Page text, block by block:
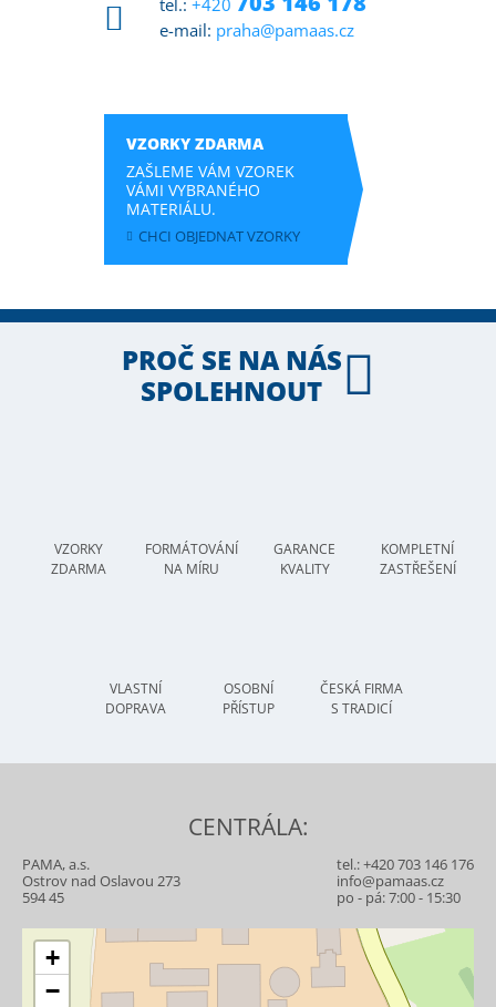
tel.: +420
e-mail: praha@pamaas.cz
VZORKY ZDARMA
ZAŠLEME VÁM VZOREK
VÁMI VYBRANÉHO
MATERIÁLU.
CHCI OBJEDNAT VZORKY
PROČ SE NA NÁS
SPOLEHNOUT
VZORKY
ZDARMA
FORMÁTOVÁNÍ
NA MÍRU
GARANCE
KVALITY
KOMPLETNÍ
ZASTŘEŠENÍ
VLASTNÍ
DOPRAVA
OSOBNÍ
PŘÍSTUP
ČESKÁ FIRMA
S TRADICÍ
CENTRÁLA:
PAMA, a.s.
Ostrov nad Oslavou 273
594 45
tel.:+420 703 146 176
info@pamaas.cz
po - pá: 7:00 - 15:30
+
−